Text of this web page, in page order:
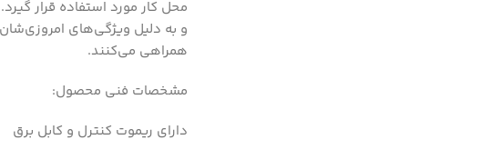
محل کار مورد استفاده قرار
و به دلیل ویژگی‌های
همراهی می‌کنند.
مشخصات فنی محصول:
دارای ریموت کنترل و کابل برق